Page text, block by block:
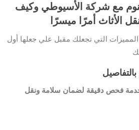
مع شركة الأسيوطي وكيف
الأثاث أمرًا ميسرًا
التي تجعلك مقبل علي جعلها أول
فحص دقيقة لضمان سلامة ونقل